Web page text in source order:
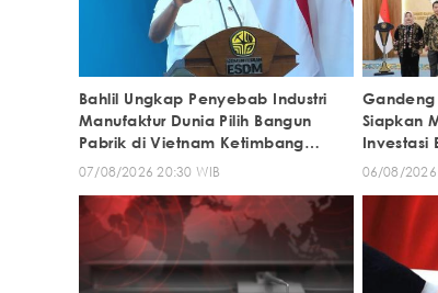
Bahlil Ungkap Penyebab Industri
Manufaktur Dunia Pilih Bangun
Pabrik di Vietnam Ketimbang
Indonesia
07/08/2026 20:30 WIB
Gandeng
Siapkan
Investasi
06/08/2026